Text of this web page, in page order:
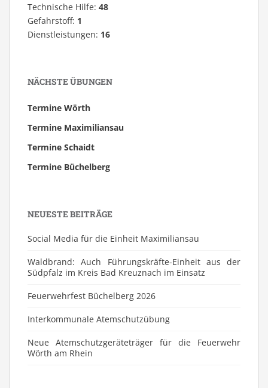
Technische Hilfe: 48
Gefahrstoff: 1
Dienstleistungen: 16
NÄCHSTE ÜBUNGEN
Termine Wörth
Termine Maximiliansau
Termine Schaidt
Termine Büchelberg
NEUESTE BEITRÄGE
Social Media für die Einheit Maximiliansau
Waldbrand: Auch Führungskräfte-Einheit aus der
Südpfalz im Kreis Bad Kreuznach im Einsatz
Feuerwehrfest Büchelberg 2026
⁠Interkommunale Atemschutzübung
Neue Atemschutzgeräteträger für die Feuerwehr
Wörth am Rhein